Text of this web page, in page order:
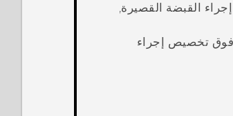
القبضة القصيرة,
فوق تخصيص إجراء